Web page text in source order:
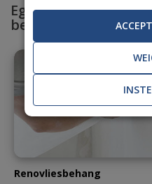
Egaliseer en
behang
Renovliesbehang